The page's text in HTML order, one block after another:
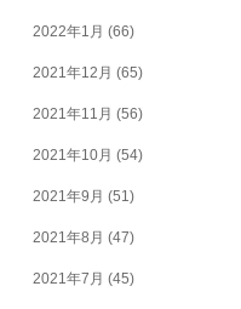
2022年1月 (66)
2021年12月 (65)
2021年11月 (56)
2021年10月 (54)
2021年9月 (51)
2021年8月 (47)
2021年7月 (45)